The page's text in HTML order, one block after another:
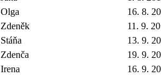
Olga
16. 8.
Zdeněk
11. 9.
Stáňa
13. 9.
Zdenča
19. 9.
Irena
16. 9.